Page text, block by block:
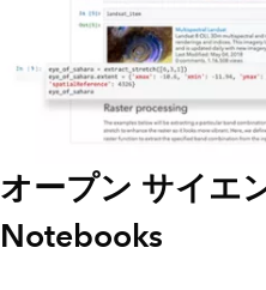
オープン サイエ
Notebooks